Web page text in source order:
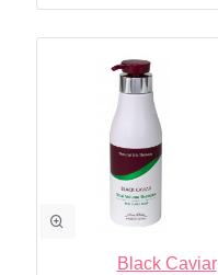
Black Caviar